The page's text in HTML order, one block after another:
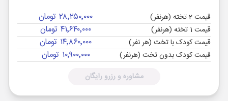
قیمت 2 تخته (هرنفر) ۲۸٬۲۵۰٬۰۰۰ تومان
قیمت 1 تخته (هرنفر) ۴۱٬۶۴۰٬۰۰۰ تومان
قیمت کودک با تخت (هر نفر) ۱۴٬۸۶۰٬۰۰۰ تومان
قیمت کودک بدون تخت (هرنفر) ۱۰٬۹۰۰٬۰۰۰ تومان
مشاوره و رزرو رایگان